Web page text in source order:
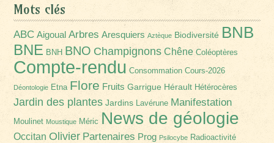
Mots clés
ABC Aigoual Arbres Aresquiers Aztèque Biodiversité BNB
BNE BNH BNO Champignons Chêne Coléoptères
Compte-rendu Consommation Cours-2026
Déontologie Etna Flore Fruits Garrigue Hérault Hétérocères
Jardin des plantes Jardins Lavérune Manifestation
Moulinet Moustique Méric News de géologie
Occitan Olivier Partenaires Prog Psilocybe Radioactivité